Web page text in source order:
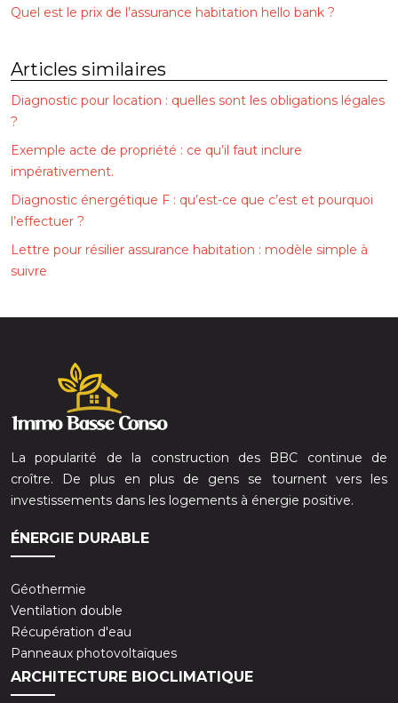
Quel est le prix de l’assurance habitation hello bank ?
Articles similaires
Diagnostic pour location : quelles sont les obligations légales
?
Exemple acte de propriété : ce qu’il faut inclure
impérativement.
Diagnostic énergétique F : qu’est-ce que c’est et pourquoi
l’effectuer ?
Lettre pour résilier assurance habitation : modèle simple à
suivre
La popularité de la construction des BBC continue de
croître. De plus en plus de gens se tournent vers les
investissements dans les logements à énergie positive.
ÉNERGIE DURABLE
Géothermie
Ventilation double
Récupération d'eau
Panneaux photovoltaïques
ARCHITECTURE BIOCLIMATIQUE